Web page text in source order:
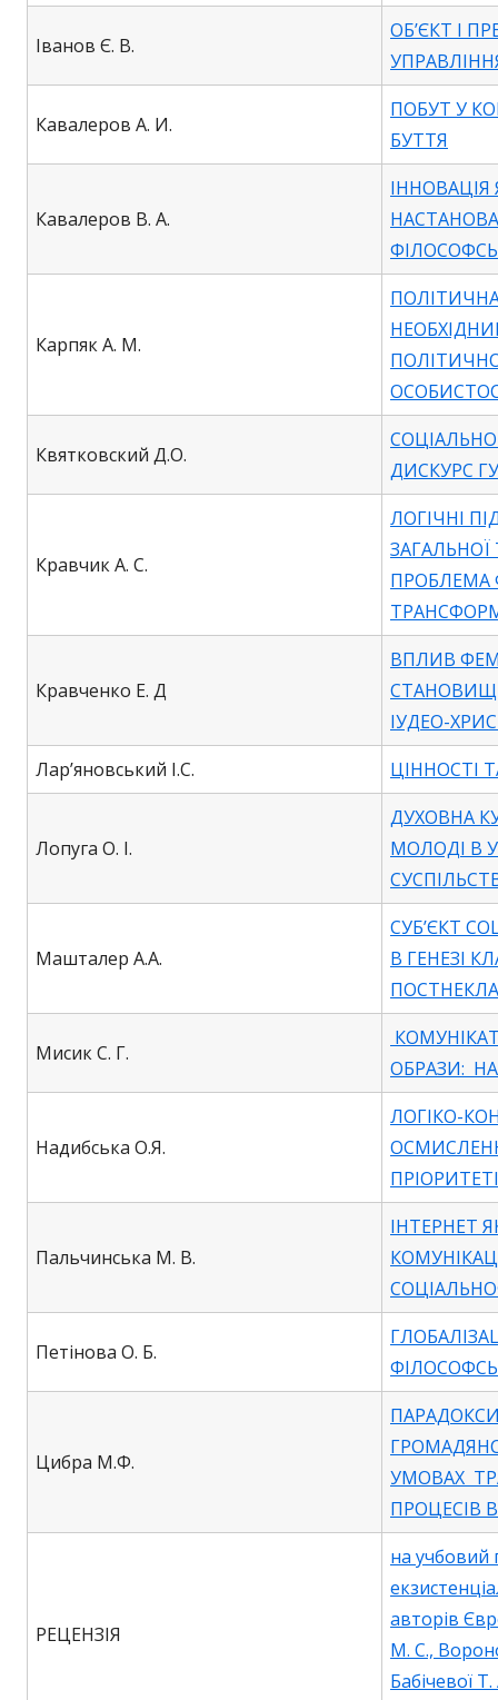
Іванов Є. В.
ОБ’ЄКТ І
Кавалеров А. И.
ПОБУТ У
БУТТЯ
Кавалеров В. А.
Карпяк А. М.
Квятковский Д.О.
ДИСКУРС
Кравчик А. С.
ЛОГІЧНІ
ЗАГАЛЬНОЇ
ПРОБЛЕМА
Кравченко Е. Д
ВПЛИВ
ІУДЕО-
Лар’яновський І.С.
ЦІННОСТІ
Лопуга О. І.
ДУХОВНА
МОЛОДІ В
Машталер А.А.
СУБ’ЄКТ
В ГЕНЕЗІ
Мисик С. Г.
ОБРАЗИ:
Надибська О.Я.
ЛОГІКО-
Пальчинська М. В.
ІНТЕРНЕТ
Петінова О. Б.
Цибра М.Ф.
УМОВАХ
ПРОЦЕСІВ
РЕЦЕНЗІЯ
на учбовий
авторів
М. С.,
Бабічевої